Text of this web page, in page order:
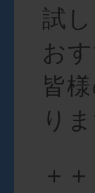
試
お
皆
りま
＋